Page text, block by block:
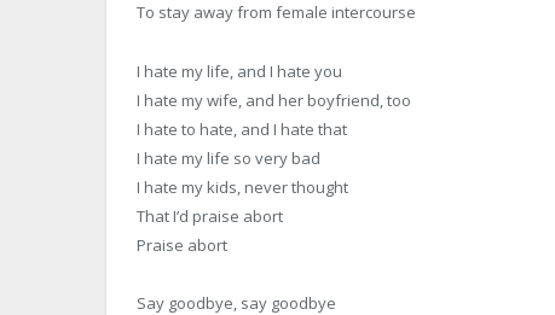
To stay away from female intercourse
I hate my life, and I hate you
I hate my wife, and her boyfriend, too
I hate to hate, and I hate that
I hate my life so very bad
I hate my kids, never thought
That I’d praise abort
Praise abort
Say goodbye, say goodbye